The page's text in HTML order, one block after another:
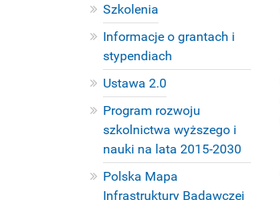
Szkolenia
Informacje o grantach i
stypendiach
Ustawa 2.0
Program rozwoju
szkolnictwa wyższego i
nauki na lata 2015-2030
Polska Mapa
Infrastruktury Badawczej